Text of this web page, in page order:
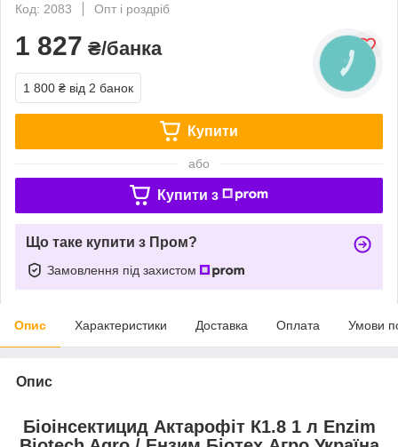
Код: 2083
Опт і роздріб
1 827 ₴/банка
1 800 ₴ від 2 банок
Купити
або
Купити з
Що таке купити з Пром?
Замовлення під захистом
Опис Характеристики Доставка Оплата Умови
Опис
Біоінсектицид Актарофіт К1.8 1 л Enzim